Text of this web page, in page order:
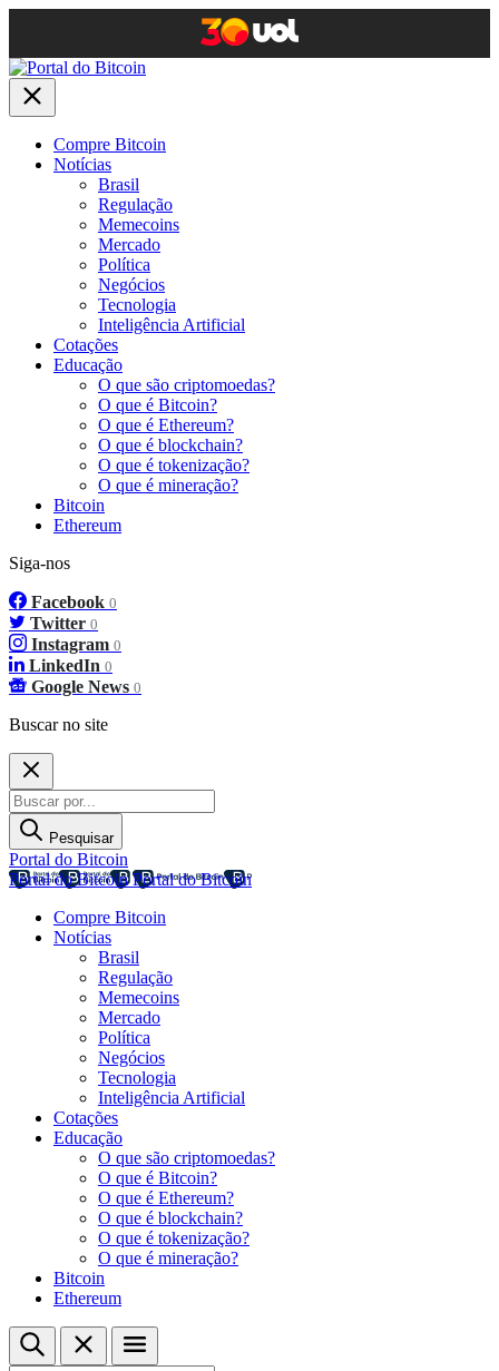
Compre Bitcoin
Notícias
Brasil
Regulação
Memecoins
Mercado
Política
Negócios
Tecnologia
Inteligência Artificial
Cotações
Educação
O que são criptomoedas?
O que é Bitcoin?
O que é Ethereum?
O que é blockchain?
O que é tokenização?
O que é mineração?
Bitcoin
Ethereum
Siga-nos
Facebook 0
Twitter 0
Instagram 0
LinkedIn 0
Google News 0
Buscar no site
Pesquisar
Portal do Bitcoin
Portal do BitcoinPortal do Bitcoin
Compre Bitcoin
Notícias
Brasil
Regulação
Memecoins
Mercado
Política
Negócios
Tecnologia
Inteligência Artificial
Cotações
Educação
O que são criptomoedas?
O que é Bitcoin?
O que é Ethereum?
O que é blockchain?
O que é tokenização?
O que é mineração?
Bitcoin
Ethereum